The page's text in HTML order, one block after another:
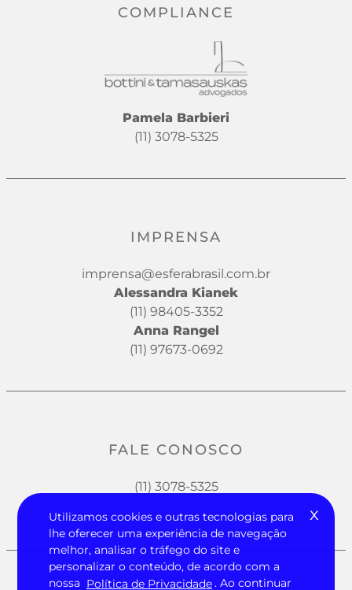
x
Utilizamos cookies e outras tecnologias para
lhe oferecer uma experiência de navegação
melhor, analisar o tráfego do site e
personalizar o conteúdo, de acordo com a
nossa Política de Privacidade. Ao continuar
COMPLIANCE
Pamela Barbieri
(11) 3078-5325
IMPRENSA
imprensa@esferabrasil.com.br
Alessandra Kianek
(11) 98405-3352
Anna Rangel
(11) 97673-0692
FALE CONOSCO
(11) 3078-5325